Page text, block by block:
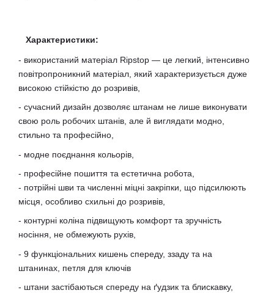
Характеристики:
- використаний матеріал Ripstop — це легкий, інтенсивно
повітропроникний матеріал, який характеризується дуже
високою стійкістю до розривів,
- сучасний дизайн дозволяє штанам не лише виконувати
свою роль робочих штанів, але й виглядати модно,
стильно та професійно,
- модне поєднання кольорів,
- професійне пошиття та естетична робота,
- потрійні шви та численні міцні закріпки, що підсилюють
місця, особливо схильні до розривів,
- контурні коліна підвищують комфорт та зручність
носіння, не обмежують рухів,
- 9 функціональних кишень спереду, ззаду та на
штанинах, петля для ключів
- штани застібаються спереду на ґудзик та блискавку,